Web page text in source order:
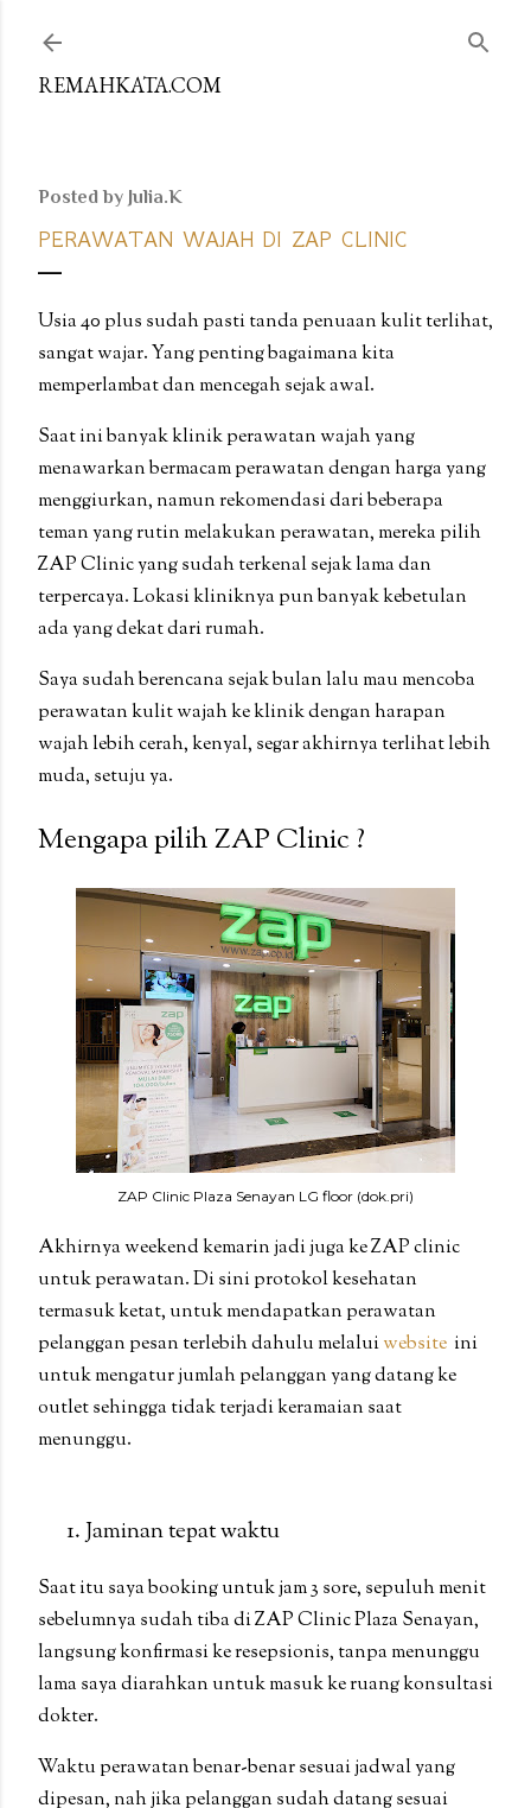
REMAHKATA.COM
Posted by Julia.K
PERAWATAN WAJAH DI ZAP CLINIC
Usia 40 plus sudah pasti tanda penuaan kulit terlihat,
sangat wajar. Yang penting bagaimana kita
memperlambat dan mencegah sejak awal.
Saat ini banyak klinik perawatan wajah yang
menawarkan bermacam perawatan dengan harga yang
menggiurkan, namun rekomendasi dari beberapa
teman yang rutin melakukan perawatan, mereka pilih
ZAP Clinic yang sudah terkenal sejak lama dan
terpercaya. Lokasi kliniknya pun banyak kebetulan
ada yang dekat dari rumah.
Saya sudah berencana sejak bulan lalu mau mencoba
perawatan kulit wajah ke klinik dengan harapan
wajah lebih cerah, kenyal, segar akhirnya terlihat lebih
muda, setuju ya.
Mengapa pilih ZAP Clinic ?
ZAP Clinic Plaza Senayan LG floor (dok.pri)
Akhirnya weekend kemarin jadi juga ke ZAP clinic
untuk perawatan. Di sini protokol kesehatan
termasuk ketat, untuk mendapatkan perawatan
pelanggan pesan terlebih dahulu melaluiwebsite ini
untuk mengatur jumlah pelanggan yang datang ke
outlet sehingga tidak terjadi keramaian saat
menunggu.
Jaminan tepat waktu
Saat itu saya booking untuk jam 3 sore, sepuluh menit
sebelumnya sudah tiba di ZAP Clinic Plaza Senayan,
langsung konfirmasi ke resepsionis, tanpa menunggu
lama saya diarahkan untuk masuk ke ruang konsultasi
dokter.
Waktu perawatan benar-benar sesuai jadwal yang
dipesan, nah jika pelanggan sudah datang sesuai